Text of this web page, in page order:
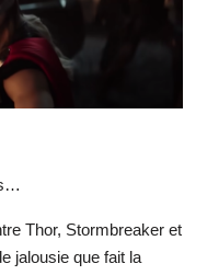
Thor, Stormbreaker et
jalousie que fait la